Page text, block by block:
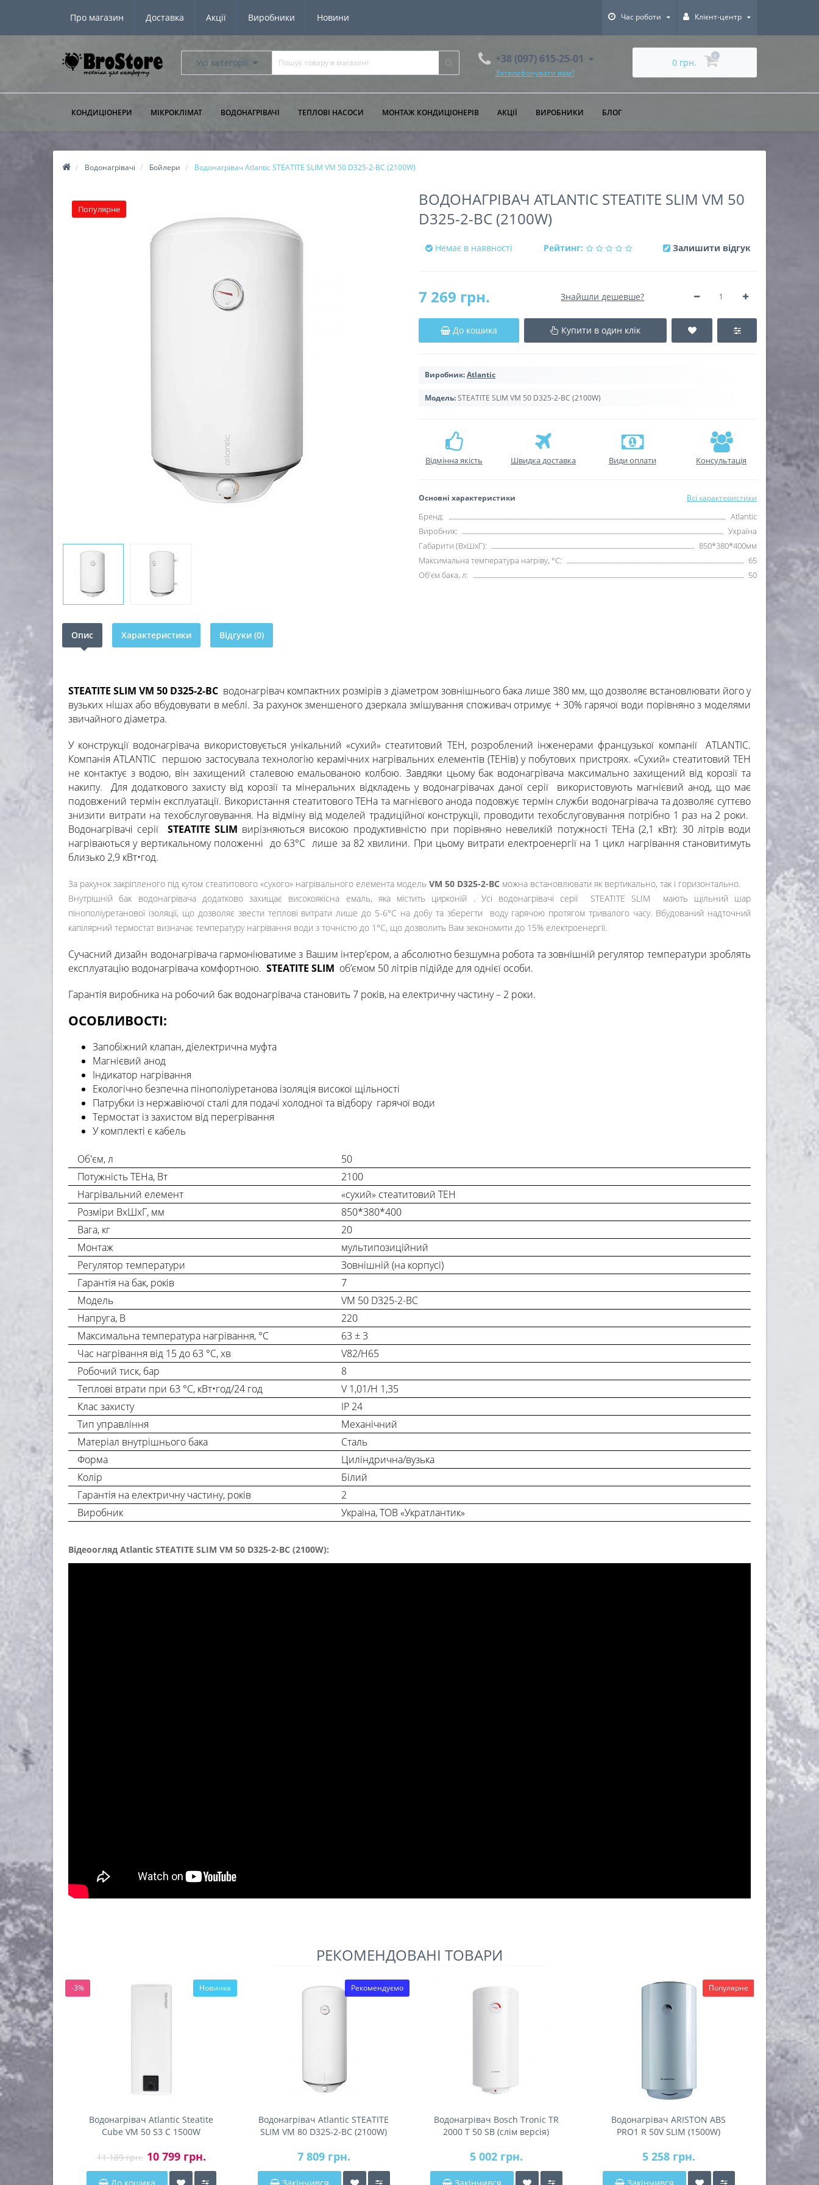
Про магазин Доставка Акції Виробники Новини Час роботи Клієнт-центр
Усі категорії +38 (097) 615-25-01
Зателефонувати вам?
0 грн.
0
КОНДИЦІОНЕРИ МІКРОКЛІМАТ ВОДОНАГРІВАЧІ ТЕПЛОВІ НАСОСИ МОНТАЖ КОНДИЦІОНЕРІВ АКЦІЇ ВИРОБНИКИ БЛОГ
Водонагрівачі Бойлери Водонагрівач Atlantic STEATITE SLIM VM 50 D325-2-BC (2100W)
Популярне
ВОДОНАГРІВАЧ ATLANTIC STEATITE SLIM VM 50
D325-2-BC (2100W)
Немає в наявності Рейтинг: Залишити відгук
7 269 грн. Знайшли дешевше?
До кошика Купити в один клік
Виробник:Atlantic
Модель:STEATITE SLIM VM 50 D325-2-BC (2100W)
Відмінна якість Швидка доставка Види оплати Консультація
Основні характеристики Всі характеристики
Бренд:
Atlantic
Виробник:
Україна
Габарити (ВхШхГ):
850*380*400мм
Максимальна температура нагріву, °С:
65
Об'єм бака, л:
50
Опис Характеристики Відгуки (0)
STEATITE SLIM VM 50 D325-2-BC водонагрівач компактних розмірів з діаметром зовнішнього бака лише 380 мм, що дозволяє встановлювати його у
вузьких нішах або вбудовувати в меблі. За рахунок зменшеного дзеркала змішування споживач отримує + 30% гарячої води порівняно з моделями
звичайного діаметра.
У конструкції водонагрівача використовується унікальний «сухий» стеатитовий ТЕН, розроблений інженерами французької компанії ATLANTIC.
Компанія ATLANTIC першою застосувала технологію керамічних нагрівальних елементів (ТЕНів) у побутових пристроях. «Сухий» стеатитовий ТЕН
не контактує з водою, він захищений сталевою емальованою колбою. Завдяки цьому бак водонагрівача максимально захищений від корозії та
накипу. Для додаткового захисту від корозії та мінеральних відкладень у водонагрівачах даної серії використовують магнієвий анод, що має
подовжений термін експлуатації. Використання стеатитового ТЕНа та магнієвого анода подовжує термін служби водонагрівача та дозволяє суттєво
знизити витрати на техобслуговування. На відміну від моделей традиційної конструкції, проводити техобслуговування потрібно 1 раз на 2 роки.
Водонагрівачі серії STEATITE SLIM вирізняються високою продуктивністю при порівняно невеликій потужності ТЕНа (2,1 кВт): 30 літрів води
нагріваються у вертикальному положенні до 63°C лише за 82 хвилини. При цьому витрати електроенергії на 1 цикл нагрівання становитимуть
близько 2,9 кВт•год.
За рахунок закріпленого під кутом стеатитового «сухого» нагрівального елемента модель VM 50 D325-2-BC можна встановлювати як вертикально, так і горизонтально.
Внутрішній бак водонагрівача додатково захищає високоякісна емаль, яка містить цирконій . Усі водонагрівачі серії STEATITE SLIM мають щільний шар
пінополіуретанової ізоляції, що дозволяє звести теплові витрати лише до 5-6°C на добу та зберегти воду гарячою протягом тривалого часу. Вбудований надточний
капілярний термостат визначає температуру нагрівання води з точністю до 1°C, що дозволить Вам зекономити до 15% електроенергії.
Сучасний дизайн водонагрівача гармоніюватиме з Вашим інтер’єром, а абсолютно безшумна робота та зовнішній регулятор температури зроблять
експлуатацію водонагрівача комфортною. STEATITE SLIM об’ємом 50 літрів підійде для однієї особи.
Гарантія виробника на робочий бак водонагрівача становить 7 років, на електричну частину – 2 роки.
ОСОБЛИВОСТІ:
Запобіжний клапан, діелектрична муфта
Магнієвий анод
Індикатор нагрівання
Екологічно безпечна пінополіуретанова ізоляція високої щільності
Патрубки із нержавіючої сталі для подачі холодної та відбору гарячої води
Термостат із захистом від перегрівання
У комплекті є кабель
Об'єм, л
50
Потужність ТЕНа, Вт
2100
Нагрівальний елемент
«сухий» стеатитовий ТЕН
Розміри ВхШхГ, мм
850*380*400
Вага, кг
20
Монтаж
мультипозиційний
Регулятор температури
Зовнішній (на корпусі)
Гарантія на бак, років
7
Модель
VM 50 D325-2-BC
Напруга, В
220
Максимальна температура нагрівання, °С
63 ± 3
Час нагрівання від 15 до 63 °С, хв
V82/H65
Робочий тиск, бар
8
Теплові втрати при 63 °С, кВт•год/24 год
V 1,01/H 1,35
Клас захисту
IP 24
Тип управління
Механічний
Матеріал внутрішнього бака
Сталь
Форма
Циліндрична/вузька
Колір
Білий
Гарантія на електричну частину, років
2
Виробник
Україна, ТОВ «Укратлантик»
Відеоогляд Atlantic STEATITE SLIM VM 50 D325-2-BC (2100W):
РЕКОМЕНДОВАНІ ТОВАРИ
-3% Новинка
Водонагрівач Atlantic Steatite
Cube VM 50 S3 C 1500W
11 189 грн. 10 799 грн.
Рекомендуємо
Водонагрівач Atlantic STEATITE
SLIM VM 80 D325-2-BC (2100W)
7 809 грн.
Водонагрівач Bosch Tronic TR
2000 T 50 SB (слім версія)
5 002 грн.
Популярне
Водонагрівач ARISTON ABS
PRO1 R 50V SLIM (1500W)
5 258 грн.